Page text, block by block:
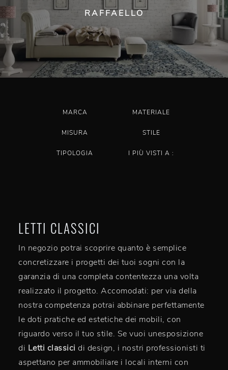
RAFFAELLO
MARCA MATERIALE
MISURA STILE
TIPOLOGIA I PIÙ VISTI A :
LETTI CLASSICI
In negozio potrai scoprire quanto è semplice
concretizzare i progetti dei tuoi sogni con la
garanzia di una completa contentezza una volta
realizzato il progetto. Accomodati: per via della
nostra competenza potrai abbinare perfettamente
le doti pratiche ed estetiche dei mobili, con
riguardo verso il tuo stile. Se vuoi unesposizione
di Letti classici di design, i nostri professionisti ti
aspettano per ammobiliare i locali interni con